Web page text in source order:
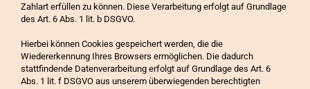
Zahlart erfüllen zu können. Diese Verarbeitung erfolgt auf Grundlage
des Art. 6 Abs. 1 lit. b DSGVO.
Hierbei können Cookies gespeichert werden, die die
Wiedererkennung Ihres Browsers ermöglichen. Die dadurch
stattfindende Datenverarbeitung erfolgt auf Grundlage des Art. 6
Abs. 1 lit. f DSGVO aus unserem überwiegenden berechtigten